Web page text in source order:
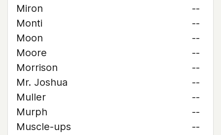
Miron
--
Monti
--
Moon
--
Moore
--
Morrison
--
Mr. Joshua
--
Muller
--
Murph
--
Muscle-ups
--